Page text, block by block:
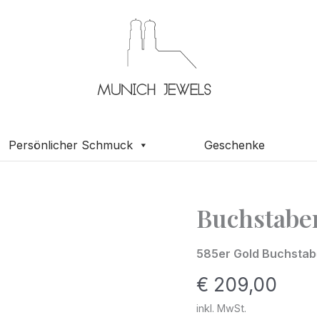
Persönlicher Schmuck Geschenke
585er Gold
€ 209,00
inkl. MwSt.
Buchstabenwürfel
x
mm
585